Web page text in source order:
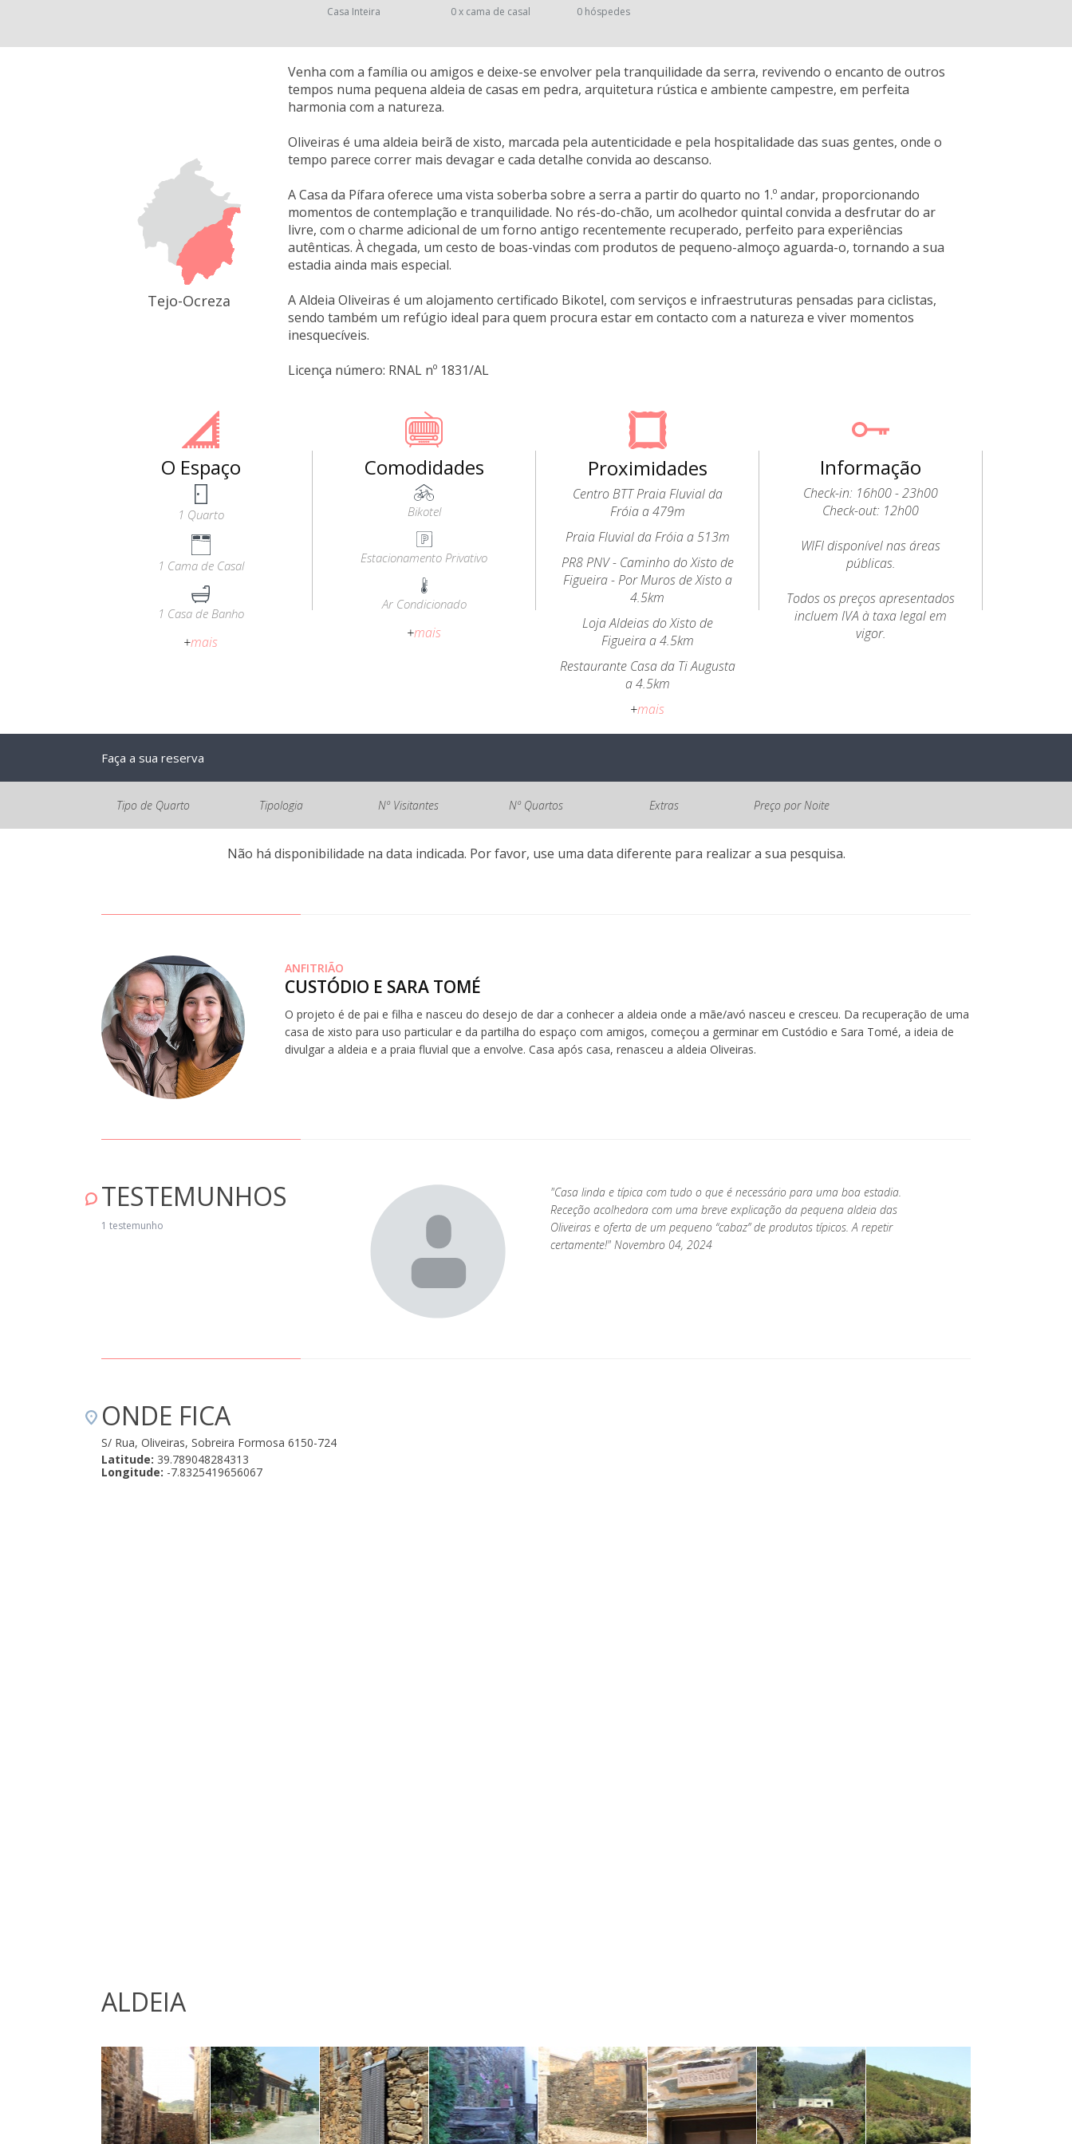
Casa Inteira 0 x cama de casal 0 hóspedes
Tejo-Ocreza
Venha com a família ou amigos e deixe-se envolver pela tranquilidade da serra, revivendo o encanto de outros
tempos numa pequena aldeia de casas em pedra, arquitetura rústica e ambiente campestre, em perfeita
harmonia com a natureza.
Oliveiras é uma aldeia beirã de xisto, marcada pela autenticidade e pela hospitalidade das suas gentes, onde o
tempo parece correr mais devagar e cada detalhe convida ao descanso.
A Casa da Pífara oferece uma vista soberba sobre a serra a partir do quarto no 1.º andar, proporcionando
momentos de contemplação e tranquilidade. No rés-do-chão, um acolhedor quintal convida a desfrutar do ar
livre, com o charme adicional de um forno antigo recentemente recuperado, perfeito para experiências
autênticas. À chegada, um cesto de boas-vindas com produtos de pequeno-almoço aguarda-o, tornando a sua
estadia ainda mais especial.
A Aldeia Oliveiras é um alojamento certificado Bikotel, com serviços e infraestruturas pensadas para ciclistas,
sendo também um refúgio ideal para quem procura estar em contacto com a natureza e viver momentos
inesquecíveis.
Licença número: RNAL nº 1831/AL
O Espaço
1 Quarto
1 Cama de Casal
1 Casa de Banho
+mais
Comodidades
Bikotel
Estacionamento Privativo
Ar Condicionado
+mais
Proximidades
Centro BTT Praia Fluvial da
Fróia a 479m
Praia Fluvial da Fróia a 513m
PR8 PNV - Caminho do Xisto de
Figueira - Por Muros de Xisto a
4.5km
Loja Aldeias do Xisto de
Figueira a 4.5km
Restaurante Casa da Ti Augusta
a 4.5km
+mais
Informação
Check-in: 16h00 - 23h00
Check-out: 12h00
WIFI disponível nas áreas
públicas.
Todos os preços apresentados
incluem IVA à taxa legal em
vigor.
Faça a sua reserva
Tipo de Quarto Tipologia Nº Visitantes Nº Quartos Extras Preço por Noite
Não há disponibilidade na data indicada. Por favor, use uma data diferente para realizar a sua pesquisa.
ANFITRIÃO
CUSTÓDIO E SARA TOMÉ
O projeto é de pai e filha e nasceu do desejo de dar a conhecer a aldeia onde a mãe/avó nasceu e cresceu. Da recuperação de uma
casa de xisto para uso particular e da partilha do espaço com amigos, começou a germinar em Custódio e Sara Tomé, a ideia de
divulgar a aldeia e a praia fluvial que a envolve. Casa após casa, renasceu a aldeia Oliveiras.
TESTEMUNHOS
1 testemunho
"Casa linda e típica com tudo o que é necessário para uma boa estadia.
Receção acolhedora com uma breve explicação da pequena aldeia das
Oliveiras e oferta de um pequeno “cabaz” de produtos típicos. A repetir
certamente!" Novembro 04, 2024
ONDE FICA
S/ Rua, Oliveiras, Sobreira Formosa 6150-724
Latitude: 39.789048284313
Longitude: -7.8325419656067
ALDEIA